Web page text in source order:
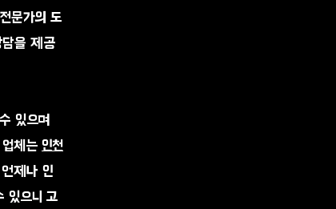
문가의 도
을 제공
있으며
체는 인천
제나 인
있으니 고